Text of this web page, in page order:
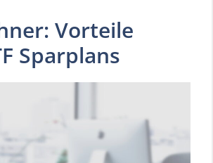
Vorteile
Sparplans